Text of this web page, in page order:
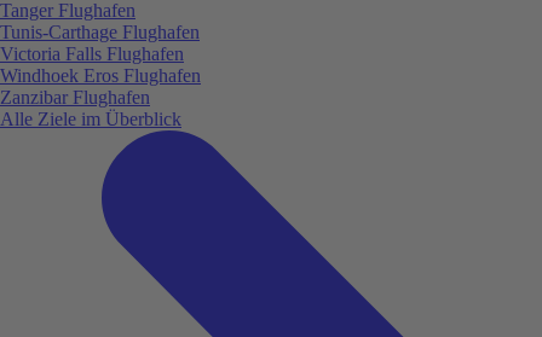
Tanger Flughafen
Tunis-Carthage Flughafen
Victoria Falls Flughafen
Windhoek Eros Flughafen
Zanzibar Flughafen
Alle Ziele im Überblick